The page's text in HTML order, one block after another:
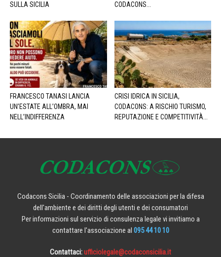
SULLA SICILIA
CODACONS...
FRANCESCO TANASI LANCIA
UN’ESTATE ALL’OMBRA, MAI
NELL’INDIFFERENZA
CRISI IDRICA IN SICILIA,
CODACONS: A RISCHIO TURISMO,
REPUTAZIONE E COMPETITIVITÀ...
Codacons Sicilia - Coordinamento delle associazioni per la difesa
dell'ambiente e dei diritti degli utenti e dei consumatori
Per informazioni sul servizio di consulenza legale vi invitiamo a
contattare l'associazione al 095 44 10 10
Contattaci:ufficiolegale@codaconsicilia.it